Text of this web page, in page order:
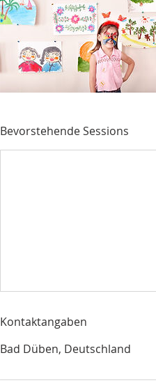
Bevorstehende Sessions
Kontaktangaben
Bad Düben, Deutschland